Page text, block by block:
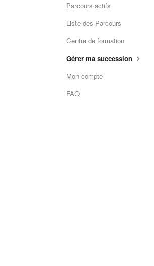
Parcours actifs
Liste des Parcours
Centre de formation
Gérer ma succession
Mon compte
FAQ